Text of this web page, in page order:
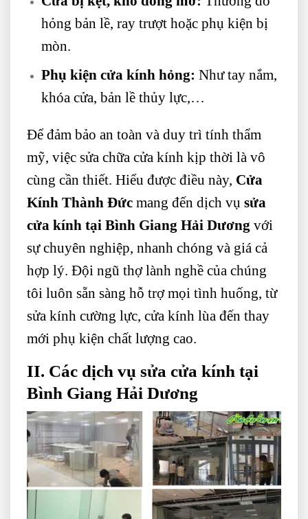
hỏng bản lề, ray trượt hoặc phụ kiện bị
mòn.
Phụ kiện cửa kính hỏng: Như tay nắm,
khóa cửa, bản lề thủy lực,…
Để đảm bảo an toàn và duy trì tính thẩm
mỹ, việc sửa chữa cửa kính kịp thời là vô
cùng cần thiết. Hiểu được điều này, Cửa
Kính Thành Đức mang đến dịch vụ sửa
cửa kính tại Bình Giang Hải Dương với
sự chuyên nghiệp, nhanh chóng và giá cả
hợp lý. Đội ngũ thợ lành nghề của chúng
tôi luôn sẵn sàng hỗ trợ mọi tình huống, từ
sửa kính cường lực, cửa kính lùa đến thay
mới phụ kiện chất lượng cao.
II. Các dịch vụ sửa cửa kính tại
Bình Giang Hải Dương